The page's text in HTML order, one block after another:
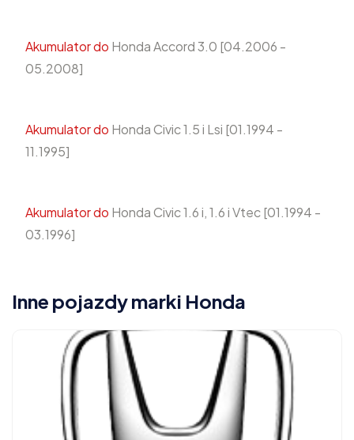
Akumulator do Honda Accord 3.0 [04.2006 -
05.2008]
Akumulator do Honda Civic 1.5 i Lsi [01.1994 -
11.1995]
Akumulator do Honda Civic 1.6 i, 1.6 i Vtec [01.1994 -
03.1996]
Inne pojazdy marki Honda